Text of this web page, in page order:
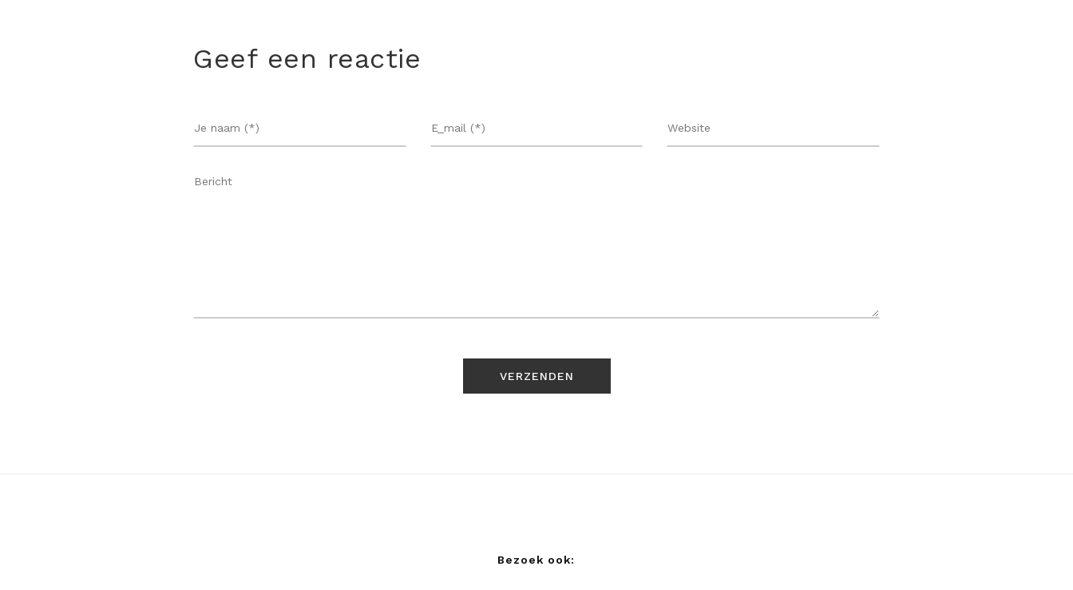
Geef een reactie
Bezoek ook: